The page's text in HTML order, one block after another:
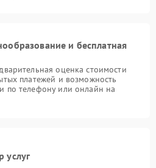
и бесплатная
оценка стоимости
платежей и возможность
по телефону или онлайн на
услуг